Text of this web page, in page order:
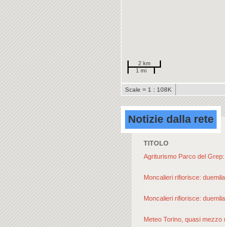
2 km
1 mi
Scale = 1 : 108K
Notizie dalla rete
TITOLO
Agriturismo Parco del Grep:
Moncalieri rifiorisce: duemila
Moncalieri rifiorisce: duemila
Meteo Torino, quasi mezzo